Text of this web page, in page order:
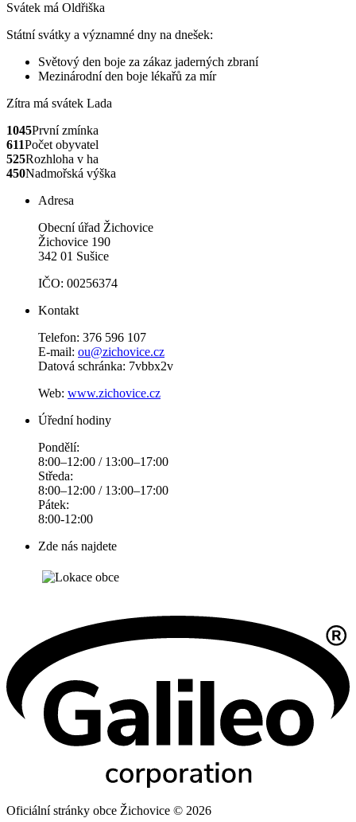
Svátek má Oldřiška
Státní svátky a významné dny na dnešek:
Světový den boje za zákaz jaderných zbraní
Mezinárodní den boje lékařů za mír
Zítra má svátek Lada
1045První zmínka
611Počet obyvatel
525Rozhloha v ha
450Nadmořská výška
Adresa
Obecní úřad Žichovice
Žichovice 190
342 01 Sušice
IČO: 00256374
Kontakt
Telefon: 376 596 107
E-mail: ou@zichovice.cz
Datová schránka: 7vbbx2v
Web: www.zichovice.cz
Úřední hodiny
Pondělí:
8:00–12:00 / 13:00–17:00
Středa:
8:00–12:00 / 13:00–17:00
Pátek:
8:00-12:00
Zde nás najdete
Oficiální stránky obce Žichovice © 2026